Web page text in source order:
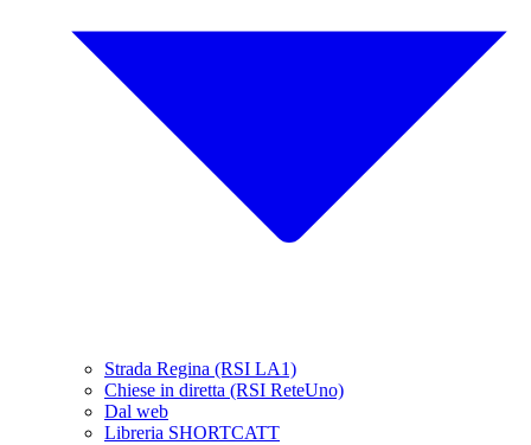
Strada Regina (RSI LA1)
Chiese in diretta (RSI ReteUno)
Dal web
Libreria SHORTCATT